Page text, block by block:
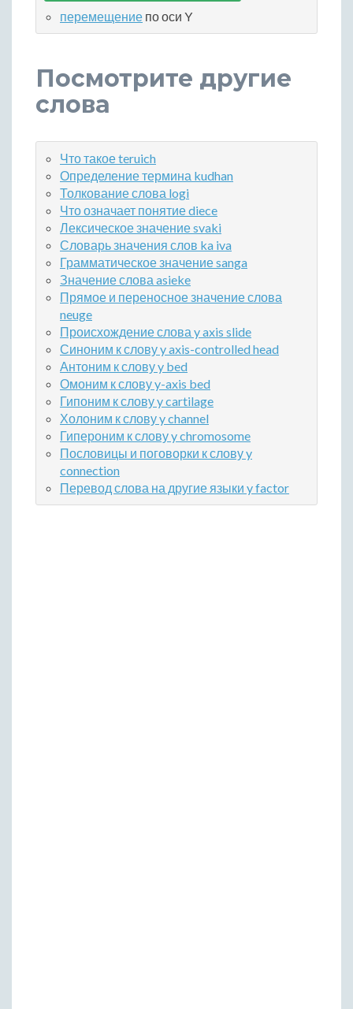
перемещение по оси Y
Посмотрите другие
слова
Что такое teruich
Определение термина kudhan
Толкование слова logi
Что означает понятие diece
Лексическое значение svaki
Словарь значения слов ka iva
Грамматическое значение sanga
Значение слова asieke
Прямое и переносное значение слова
neuge
Происхождение слова y axis slide
Синоним к слову y axis-controlled head
Антоним к слову y bed
Омоним к слову y-axis bed
Гипоним к слову y cartilage
Холоним к слову y channel
Гипероним к слову y chromosome
Пословицы и поговорки к слову y
connection
Перевод слова на другие языки y factor